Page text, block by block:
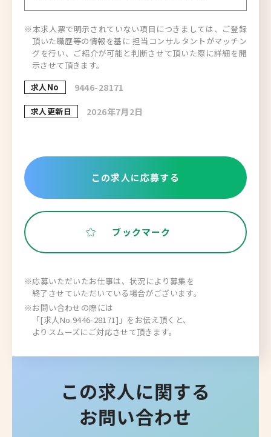
※本求人票で明示されていない項目につきましては、ご登録
頂いた職歴等の情報を基に 担当コンサルタントがマッチン
グを行い、ご紹介が可能と判断させて頂いた際に詳細を開
示させて頂きます。
求人No
9446-28171
求人更新日 2026年7月2日
この求人に応募する
ブックマーク
※応募いただいたお仕事は、状況により募集を
終了させていただいている場合がございます。
※お問い合わせの際には
「[求人No.9446-28171]」をお伝え頂くと、
よりスムーズにご対応させて頂きます。
この求人に関する
お問い合わせ